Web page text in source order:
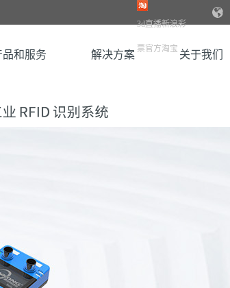
3d直播新浪彩
票官方淘宝
品和服务 解决方案 关于我们